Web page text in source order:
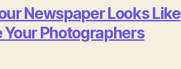
Newspaper Looks Like
Your Photographers